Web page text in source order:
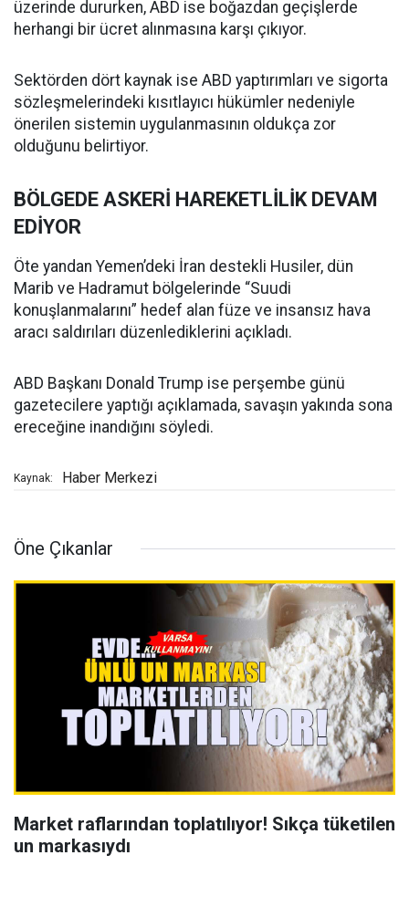
üzerinde dururken, ABD ise boğazdan geçişlerde
herhangi bir ücret alınmasına karşı çıkıyor.
Sektörden dört kaynak ise ABD yaptırımları ve sigorta
sözleşmelerindeki kısıtlayıcı hükümler nedeniyle
önerilen sistemin uygulanmasının oldukça zor
olduğunu belirtiyor.
BÖLGEDE ASKERİ HAREKETLİLİK DEVAM
EDİYOR
Öte yandan Yemen’deki İran destekli Husiler, dün
Marib ve Hadramut bölgelerinde “Suudi
konuşlanmalarını” hedef alan füze ve insansız hava
aracı saldırıları düzenlediklerini açıkladı.
ABD Başkanı Donald Trump ise perşembe günü
gazetecilere yaptığı açıklamada, savaşın yakında sona
ereceğine inandığını söyledi.
Kaynak: Haber Merkezi
Öne Çıkanlar
Market raflarından toplatılıyor! Sıkça tüketilen
un markasıydı